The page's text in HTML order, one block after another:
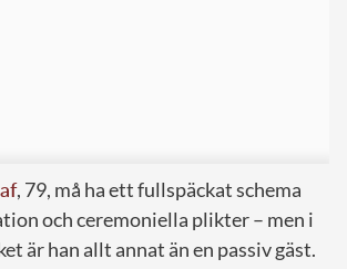
, 79, må ha ett fullspäckat schema
och ceremoniella plikter – men i
är han allt annat än en passiv gäst.